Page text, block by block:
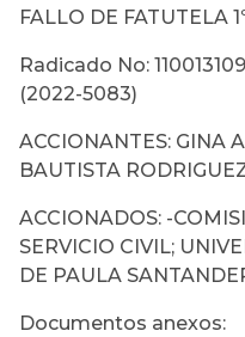
FALLO DE FATUTELA
Radicado No:
(2022-5083)
ACCIONANTES: GINA
BAUTISTA
ACCIONADOS: -
SERVICIO CIVIL;
DE PAULA
Documentos anexos: